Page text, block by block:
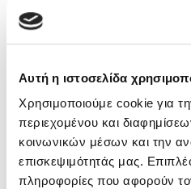
Αυτή η ιστοσελίδα
Χρησιμοποιούμε cookie για
περιεχομένου και
κοινωνικών μέσων και την
επισκεψιμότητάς μας.
πληροφορίες που αφορούν
07/07/2026